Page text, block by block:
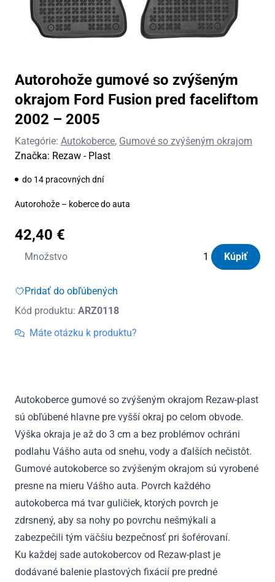
Autorohože gumové so zvýšeným
okrajom Ford Fusion pred faceliftom
2002 – 2005
Kategórie: Autokoberce, Gumové so zvýšeným okrajom
Značka: Rezaw - Plast
do 14 pracovných dní
Autorohože – koberce do auta
42,40 €
Množstvo
množstvo
gumové
zvýšeným
okrajom
2002
-
2005
Kúpiť
Pridať do obľúbených
Kód produktu: ARZ0118
Máte otázku k produktu?
Autokoberce gumové so zvýšeným okrajom Rezaw-plast
sú obľúbené hlavne pre vyšší okraj po celom obvode.
Výška okraja je až do 3 cm a bez problémov ochráni
podlahu Vášho auta od snehu, vody a ďalších nečistôt.
Gumové autokoberce so zvýšeným okrajom sú vyrobené
presne na mieru Vášho auta. Povrch každého
autokoberca má tvar guličiek, ktorých povrch je
zdrsnený, aby sa nohy po povrchu nešmýkali a
zabezpečili tým väčšiu bezpečnosť pri šoférovaní.
Ku každej sade autokobercov od Rezaw-plast je
dodávané balenie plastových fixácií pre predné